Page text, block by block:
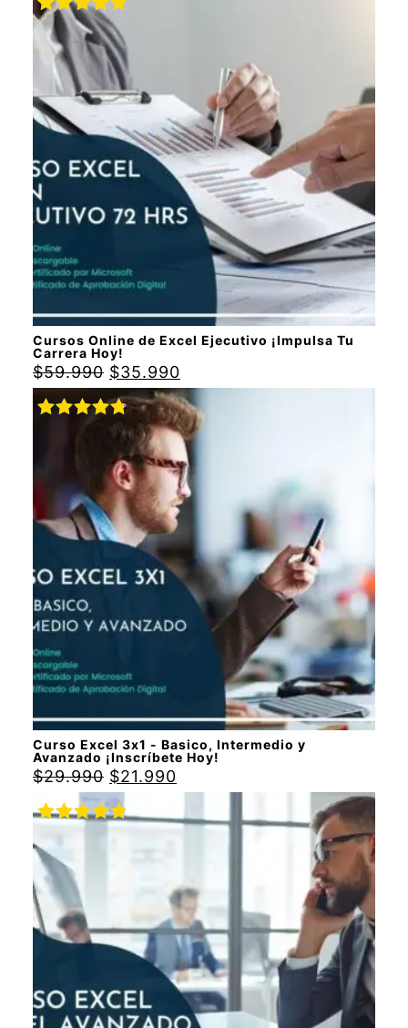
Cursos Online de Excel Ejecutivo ¡Impulsa Tu
Carrera Hoy!
Valorado
con
5.00de
$59.990 $35.990
Curso Excel 3x1 - Basico, Intermedio y
Avanzado ¡Inscríbete Hoy!
$29.990 $21.990
con
5